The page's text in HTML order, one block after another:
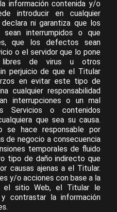
información contenida y/o
introducir en cualquier
ni garantiza que los
interrumpidos o que
que los defectos sean
o el servidor que lo pone
libres de virus u otros
perjuicio de que el Titular
en evitar este tipo de
cualquier responsabilidad
interrupciones o un mal
Servicios o contenidos
que sea su causa.
se hace responsable por
de negocio a consecuencia
temporales de fluido
tipo de daño indirecto que
causas ajenas a el Titular.
y/o acciones con base a la
el sitio Web, el Titular le
contrastar la información